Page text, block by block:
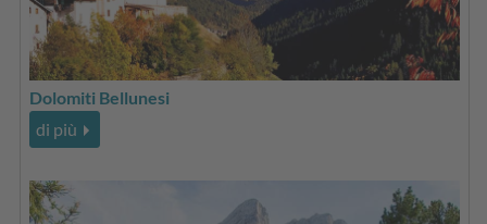
Dolomiti Bellunesi
di più